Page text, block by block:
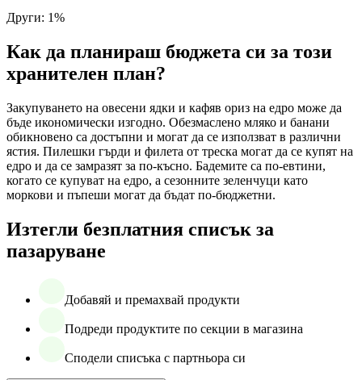
Други: 1%
Как да планираш бюджета си за този
хранителен план?
Закупуването на овесени ядки и кафяв ориз на едро може да
бъде икономически изгодно. Обезмаслено мляко и банани
обикновено са достъпни и могат да се използват в различни
ястия. Пилешки гърди и филета от треска могат да се купят на
едро и да се замразят за по-късно. Бадемите са по-евтини,
когато се купуват на едро, а сезонните зеленчуци като
моркови и пъпеши могат да бъдат по-бюджетни.
Изтегли безплатния списък за
пазаруване
Добавяй и премахвай продукти
Подреди продуктите по секции в магазина
Сподели списъка с партньора си